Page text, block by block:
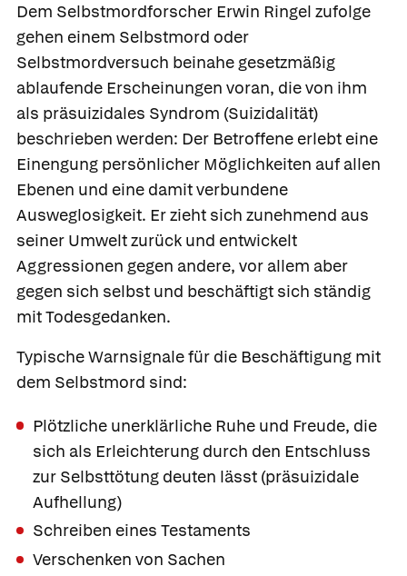
Dem Selbstmordforscher Erwin Ringel zufolge
gehen einem Selbstmord oder
Selbstmordversuch beinahe gesetzmäßig
ablaufende Erscheinungen voran, die von ihm
als präsuizidales Syndrom (Suizidalität)
beschrieben werden: Der Betroffene erlebt eine
Einengung persönlicher Möglichkeiten auf allen
Ebenen und eine damit verbundene
Ausweglosigkeit. Er zieht sich zunehmend aus
seiner Umwelt zurück und entwickelt
Aggressionen gegen andere, vor allem aber
gegen sich selbst und beschäftigt sich ständig
mit Todesgedanken.
Typische Warnsignale für die Beschäftigung mit
dem Selbstmord sind:
Plötzliche unerklärliche Ruhe und Freude, die
sich als Erleichterung durch den Entschluss
zur Selbsttötung deuten lässt (präsuizidale
Aufhellung)
Schreiben eines Testaments
Verschenken von Sachen